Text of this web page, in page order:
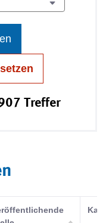
Treffer